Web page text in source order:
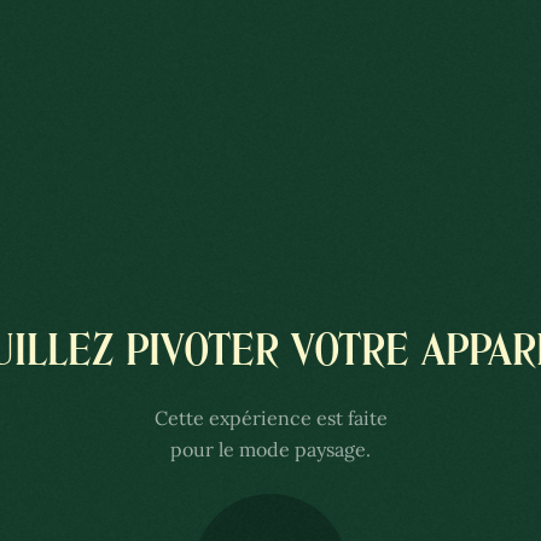
PIVOTER VOTRE
Cette expérience est faite
pour le mode paysage.
is better with sound.
HAYUM